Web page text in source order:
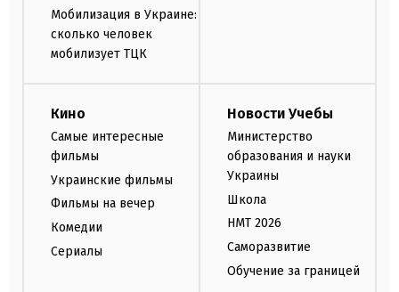
Мобилизация в Украине:
сколько человек
мобилизует ТЦК
Кино
Самые интересные
фильмы
Украинские фильмы
Фильмы на вечер
Комедии
Сериалы
Новости Учебы
Министерство
образования и науки
Украины
Школа
НМТ 2026
Саморазвитие
Обучение за границей